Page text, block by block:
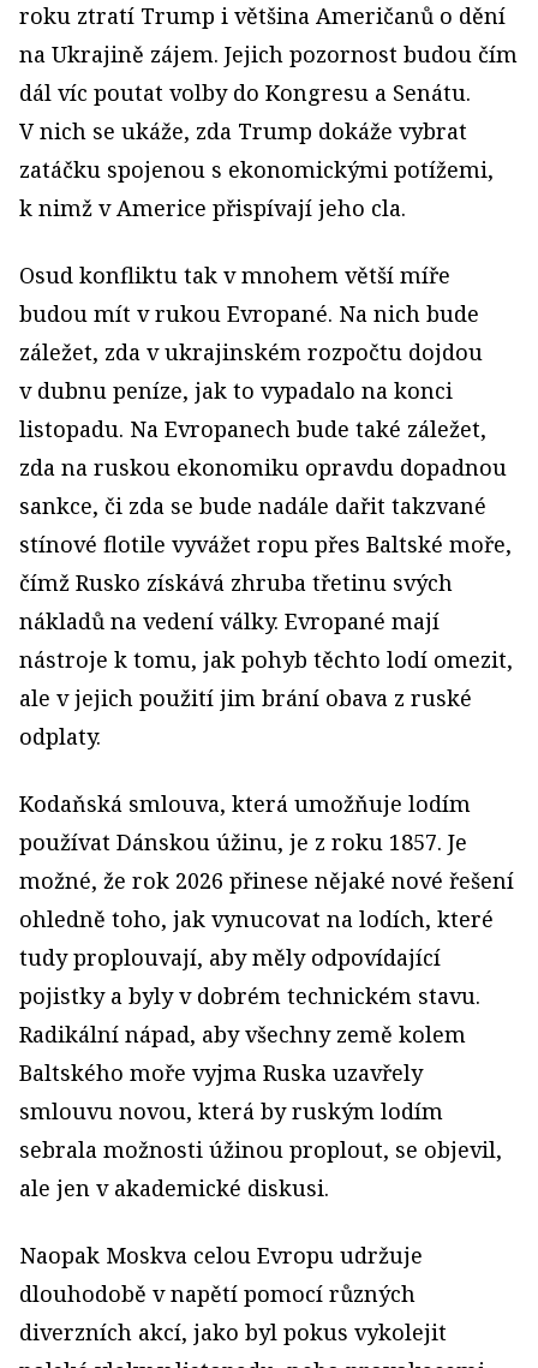
roku ztratí Trump i většina Američanů o dění
na Ukrajině zájem. Jejich pozornost budou čím
dál víc poutat volby do Kongresu a Senátu.
V nich se ukáže, zda Trump dokáže vybrat
zatáčku spojenou s ekonomickými potížemi,
k nimž v Americe přispívají jeho cla.
Osud konfliktu tak v mnohem větší míře
budou mít v rukou Evropané. Na nich bude
záležet, zda v ukrajinském rozpočtu dojdou
v dubnu peníze, jak to vypadalo na konci
listopadu. Na Evropanech bude také záležet,
zda na ruskou ekonomiku opravdu dopadnou
sankce, či zda se bude nadále dařit takzvané
stínové flotile vyvážet ropu přes Baltské moře,
čímž Rusko získává zhruba třetinu svých
nákladů na vedení války. Evropané mají
nástroje k tomu, jak pohyb těchto lodí omezit,
ale v jejich použití jim brání obava z ruské
odplaty.
Kodaňská smlouva, která umožňuje lodím
používat Dánskou úžinu, je z roku 1857. Je
možné, že rok 2026 přinese nějaké nové řešení
ohledně toho, jak vynucovat na lodích, které
tudy proplouvají, aby měly odpovídající
pojistky a byly v dobrém technickém stavu.
Radikální nápad, aby všechny země kolem
Baltského moře vyjma Ruska uzavřely
smlouvu novou, která by ruským lodím
sebrala možnosti úžinou proplout, se objevil,
ale jen v akademické diskusi.
Naopak Moskva celou Evropu udržuje
dlouhodobě v napětí pomocí různých
diverzních akcí, jako byl pokus vykolejit